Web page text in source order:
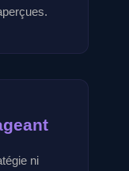
ni